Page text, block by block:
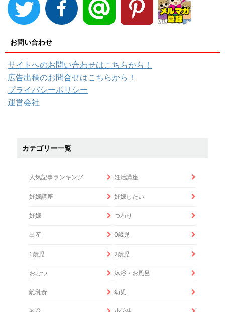
お問い合わせ
サイトへのお問い合わせはこちらから！
広告出稿のお問合せはこちらから！
プライバシーポリシー
運営会社
カテゴリー一覧
人気記事ランキング 妊活講座
妊娠講座 妊娠したい
妊娠 つわり
出産 0歳児
1歳児 2歳児
おむつ 沐浴・お風呂
離乳食 幼児